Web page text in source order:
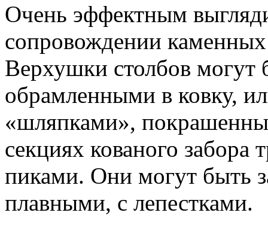
Очень эффектным
сопровождении
Верхушки столбов
обрамленными в ковку,
«шляпками»,
секциях кованого забора
пиками. Они могут быть
плавными, с лепестками.